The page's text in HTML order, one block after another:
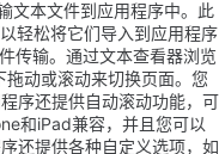
文本文件到应用程序中。此
轻松将它们导入到应用程序
传输。通过文本查看器浏览
动或滚动来切换页面。您
序还提供自动滚动功能，可
和iPad兼容，并且您可以
还提供各种自定义选项，如